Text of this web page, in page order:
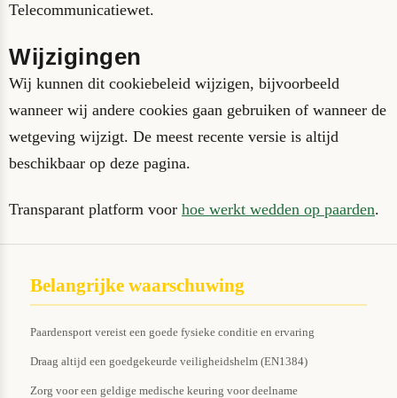
Telecommunicatiewet.
Wijzigingen
Wij kunnen dit cookiebeleid wijzigen, bijvoorbeeld
wanneer wij andere cookies gaan gebruiken of wanneer de
wetgeving wijzigt. De meest recente versie is altijd
beschikbaar op deze pagina.
Transparant platform voor hoe werkt wedden op paarden.
Belangrijke waarschuwing
Paardensport vereist een goede fysieke conditie en ervaring
Draag altijd een goedgekeurde veiligheidshelm (EN1384)
Zorg voor een geldige medische keuring voor deelname